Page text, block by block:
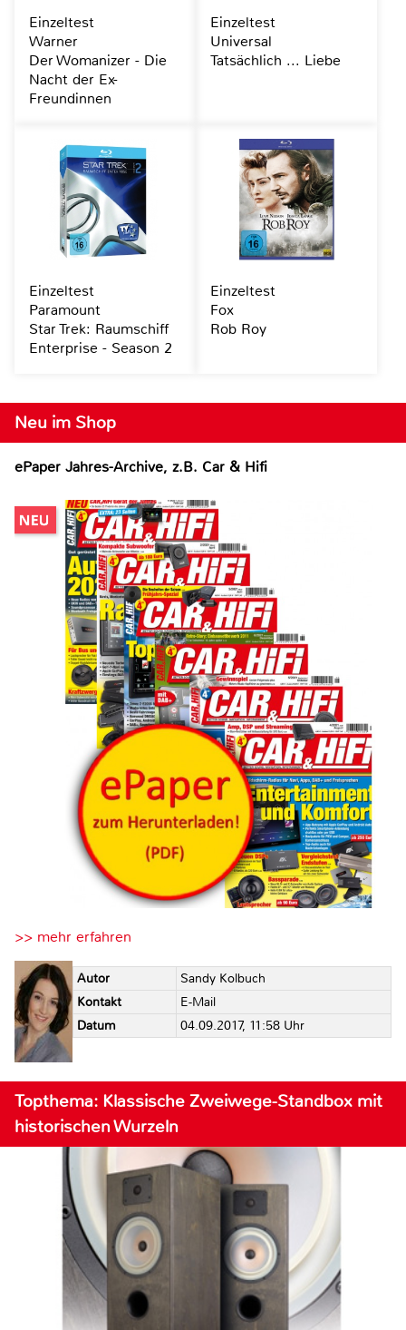
Neu im Shop
ePaper Jahres-Archive, z.B. Car & Hifi
>> mehr erfahren
Autor
Sandy Kolbuch
Kontakt
E-Mail
Datum
04.09.2017, 11:58 Uhr
Topthema: Klassische Zweiwege-Standbox mit
historischen Wurzeln
Einzeltest
Warner
Der Womanizer - Die
Nacht der Ex-
Freundinnen
Einzeltest
Universal
Tatsächlich ... Liebe
Einzeltest
Paramount
Star Trek: Raumschiff
Enterprise - Season 2
Einzeltest
Fox
Rob Roy